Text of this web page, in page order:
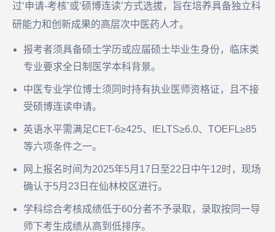
过‘申请-考核’或‘硕博连读’方式选拔，旨在培养具备独立科
研能力和创新成果的高层次中医药人才。
报考者须具备硕士学历或应届硕士毕业生身份，临床类
专业要求全日制医学本科背景。
中医专业学位博士须同时持有执业医师资格证，且不接
受硕博连读申请。
英语水平需满足CET-6≥425、IELTS≥6.0、TOEFL≥85
等六项条件之一。
网上报名时间为2025年5月17日至22日中午12时，现场
确认于5月23日在仙林校区进行。
学科综合考核成绩低于60分者不予录取，录取按同一导
师下考生成绩从高到低排序。